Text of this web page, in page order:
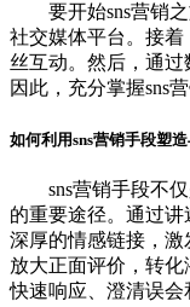
要开始sns营销之
社交媒体平台。接
丝互动。然后，通过
因此，充分掌握sns
如何利用sns营销手段塑
sns营销手段不仅
的重要途径。通过
深厚的情感链接，
放大正面评价，转化
快速响应、澄清误会